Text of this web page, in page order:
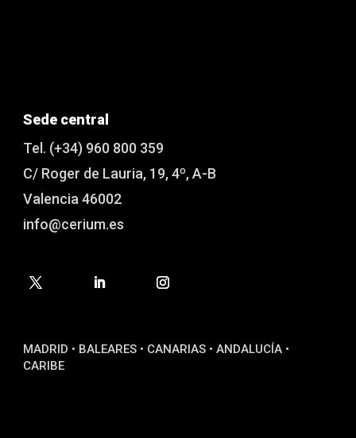
Sede central
Tel. (+34) 960 800 359
C/ Roger de Lauria, 19, 4º, A-B
Valencia 46002
info@cerium.es
MADRID • BALEARES • CANARIAS • ANDALUCÍA •
CARIBE